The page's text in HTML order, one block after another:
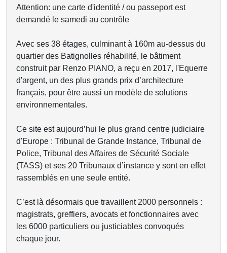
Attention: une carte d'identité / ou passeport est
demandé le samedi au contrôle
Avec ses 38 étages, culminant à 160m au-dessus du
quartier des Batignolles réhabilité, le bâtiment
construit par Renzo PIANO, a reçu en 2017, l'Equerre
d'argent, un des plus grands prix d’architecture
français, pour être aussi un modèle de solutions
environnementales.
Ce site est aujourd’hui le plus grand centre judiciaire
d'Europe : Tribunal de Grande Instance, Tribunal de
Police, Tribunal des Affaires de Sécurité Sociale
(TASS) et ses 20 Tribunaux d’instance y sont en effet
rassemblés en une seule entité.
C’est là désormais que travaillent 2000 personnels :
magistrats, greffiers, avocats et fonctionnaires avec
les 6000 particuliers ou justiciables convoqués
chaque jour.